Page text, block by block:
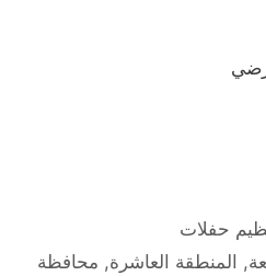
حفلات
, المنطقة العاشرة, محافظة